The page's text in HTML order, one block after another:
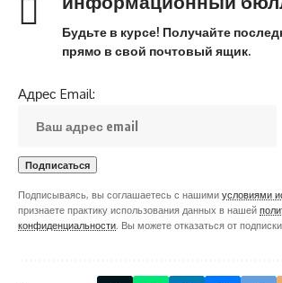
Будьте в курсе! Получайте
прямо в свой почтовый ящик.
Адрес Email:
Подписываясь, вы соглашаетесь с нашими условиями
признаете практику использования данных в нашей
конфиденциальности . Вы можете отказаться от